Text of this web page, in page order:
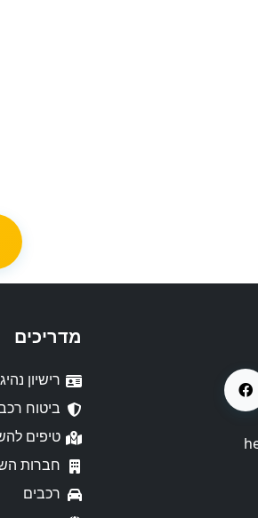
מדריכים
רישיון
ביטוח
טיפים
חברות
רכבים